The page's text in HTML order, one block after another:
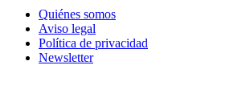
Quiénes somos
Aviso legal
Política de privacidad
Newsletter